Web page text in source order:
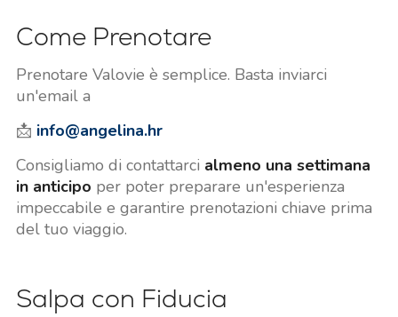
Come Prenotare
Prenotare Valovie è semplice. Basta inviarci
un'email a
📩 info@angelina.hr
Consigliamo di contattarci almeno una settimana
in anticipo per poter preparare un'esperienza
impeccabile e garantire prenotazioni chiave prima
del tuo viaggio.
Salpa con Fiducia